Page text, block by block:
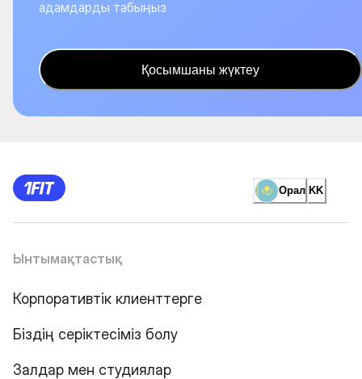
адамдарды табыңыз
Қосымшаны жүктеу
Орал KK
Ынтымақтастық
Корпоративтік клиенттерге
Біздің серіктесіміз болу
Залдар мен студиялар